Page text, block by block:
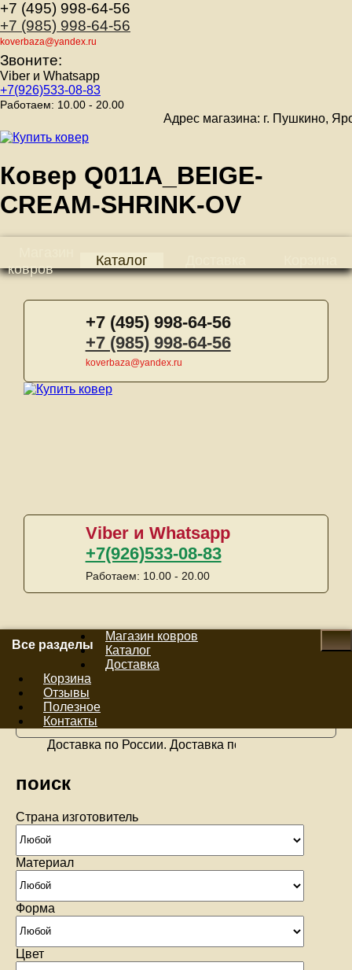
+7 (495) 998-64-56
+7 (985) 998-64-56
koverbaza@yandex.ru
Звоните:
Viber и Whatsapp
+7(926)533-08-83
Работаем: 10.00 - 20.00
Адрес магазина: г. Пушкино,
Ковер Q011A_BEIGE-
CREAM-SHRINK-OV
ковров
Каталог
+7 (495) 998-64-56
+7 (985) 998-64-56
koverbaza@yandex.ru
Viber и Whatsapp
+7(926)533-08-83
Работаем: 10.00 - 20.00
Все разделы
Магазин ковров
Каталог
Доставка
Корзина
Отзывы
Полезное
Контакты
Сейчас в корзине:
На сумму:
Доставка по России. Доставка по Москве
поиск
Страна изготовитель
Материал
Форма
Цвет